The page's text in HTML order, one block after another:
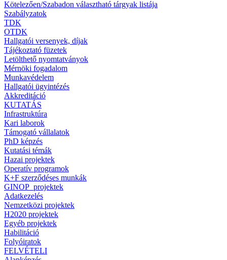
Kötelezően/Szabadon választható tárgyak listája
Szabályzatok
TDK
OTDK
Hallgatói versenyek, díjak
Tájékoztató füzetek
Letölthető nyomtatványok
Mérnöki fogadalom
Munkavédelem
Hallgatói ügyintézés
Akkreditáció
KUTATÁS
Infrastruktúra
Kari laborok
Támogató vállalatok
PhD képzés
Kutatási témák
Hazai projektek
Operatív programok
K+F szerződéses munkák
GINOP_projektek
Adatkezelés
Nemzetközi projektek
H2020 projektek
Egyéb projektek
Habilitáció
Folyóiratok
FELVÉTELI